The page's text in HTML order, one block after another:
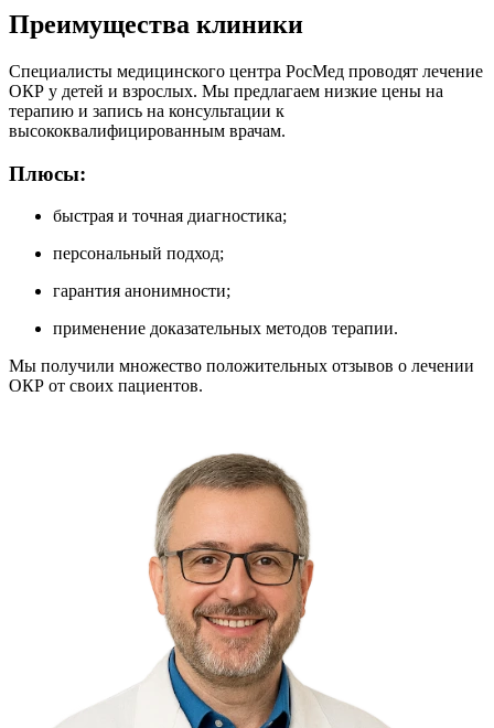
Преимущества клиники
Специалисты медицинского центра РосМед проводят лечение
ОКР у детей и взрослых. Мы предлагаем низкие цены на
терапию и запись на консультации к
высококвалифицированным врачам.
Плюсы:
быстрая и точная диагностика;
персональный подход;
гарантия анонимности;
применение доказательных методов терапии.
Мы получили множество положительных отзывов о лечении
ОКР от своих пациентов.